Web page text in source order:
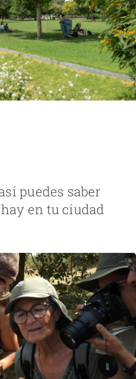
puedes saber
en tu ciudad